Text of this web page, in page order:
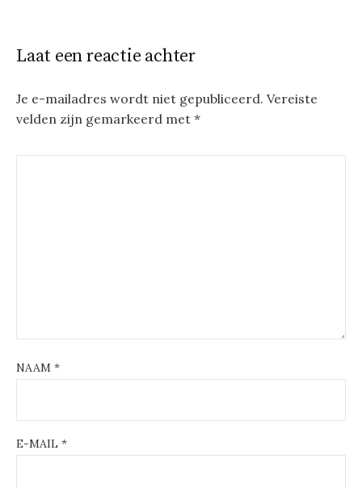
Laat een reactie achter
Je e-mailadres wordt niet gepubliceerd. Vereiste
velden zijn gemarkeerd met *
NAAM *
E-MAIL *